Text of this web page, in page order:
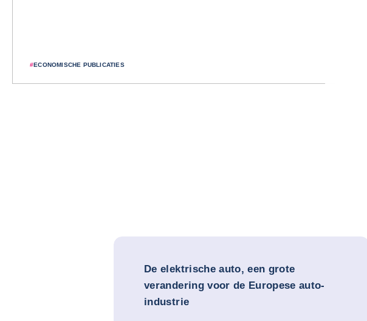
#ECONOMISCHE PUBLICATIES
De elektrische auto, een grote
verandering voor de Europese auto-
industrie